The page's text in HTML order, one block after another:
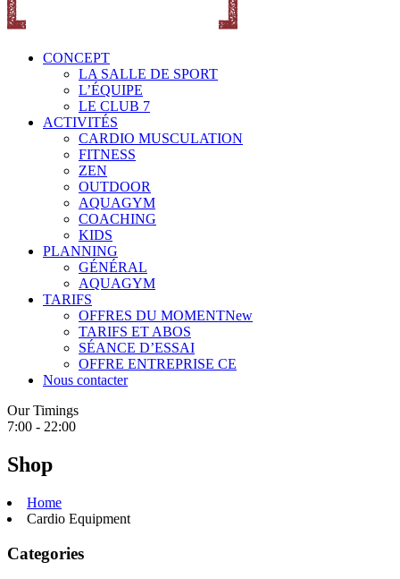
CONCEPT
LA SALLE DE SPORT
L’ÉQUIPE
LE CLUB 7
ACTIVITÉS
CARDIO MUSCULATION
FITNESS
ZEN
OUTDOOR
AQUAGYM
COACHING
KIDS
PLANNING
GÉNÉRAL
AQUAGYM
TARIFS
OFFRES DU MOMENTNew
TARIFS ET ABOS
SÉANCE D’ESSAI
OFFRE ENTREPRISE CE
Nous contacter
Our Timings
7:00 - 22:00
Shop
Home
Cardio Equipment
Categories